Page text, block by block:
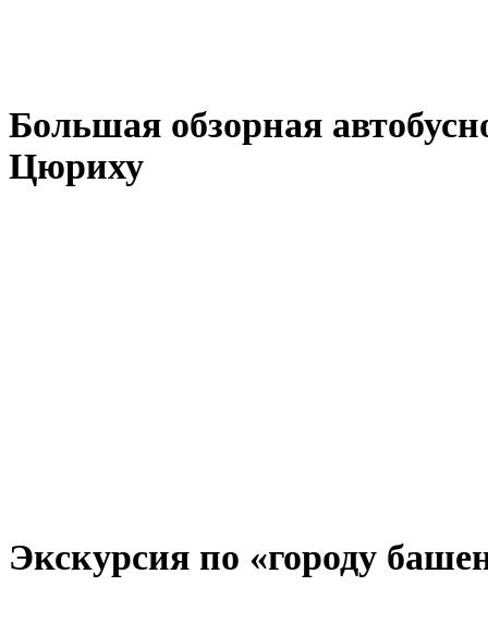
Большая обзорная
Цюриху
Экскурсия по «городу